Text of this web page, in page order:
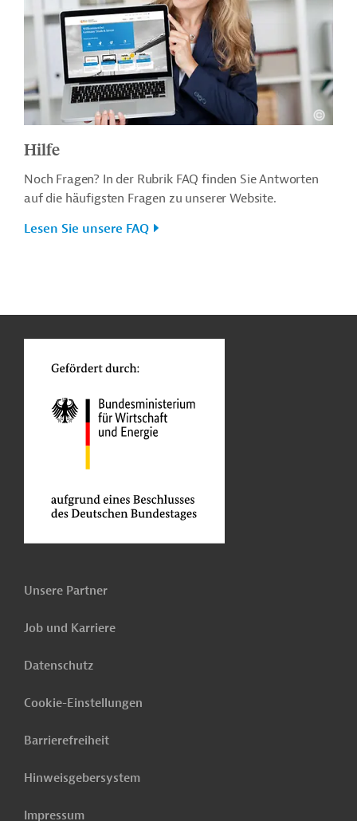
Hilfe
Noch Fragen? In der Rubrik FAQ finden Sie Antworten
auf die häufigsten Fragen zu unserer Website.
Lesen Sie unsere FAQ
Unsere Partner
Job und Karriere
Datenschutz
Cookie-Einstellungen
Barrierefreiheit
Hinweisgebersystem
Impressum